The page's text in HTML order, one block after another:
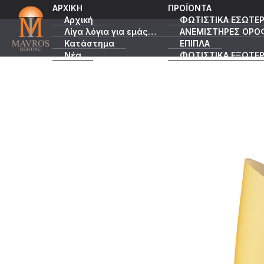
ΑΡΧΙΚΗ
Αρχική
Λίγα λόγια για εμάς…
Κατάστημα
Νέα
ΠΡΟΪΟΝΤΑ
ΦΩΤΙΣΤΙΚΑ
ΑΝΕΜΙΣΤΗΡΕΣ
ΕΠΙΠΛΑ
ΦΩΤΙΣΤΙΚΑ